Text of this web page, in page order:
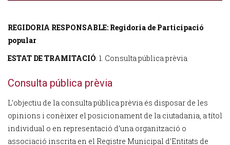
REGIDORIA RESPONSABLE: Regidoria de Participació
popular
ESTAT DE TRAMITACIÓ: 1. Consulta pública prèvia
Consulta pública prèvia
L’objectiu de la consulta pública prèvia és disposar de les
opinions i conèixer el posicionament de la ciutadania, a títol
individual o en representació d’una organització o
associació inscrita en el Registre Municipal d’Entitats de